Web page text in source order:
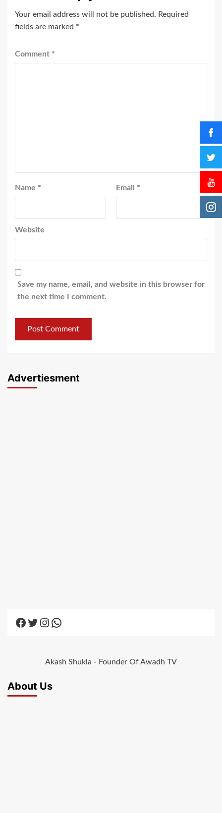
Your email address will not be published. Required
fields are marked *
Comment *
Name * Email *
Website
Save my name, email, and website in this browser for
the next time I comment.
Advertiesment
Facebook
Twitter
Instagram
WhatsApp
Akash Shukla - Founder Of Awadh TV
About Us